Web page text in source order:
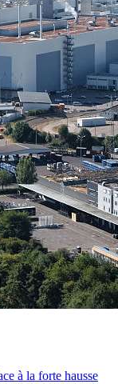
à la forte hausse